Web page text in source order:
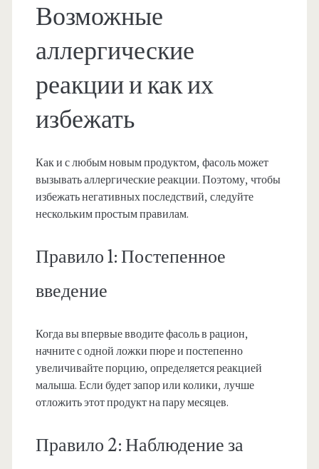
Возможные
аллергические
реакции и как их
избежать
Как и с любым новым продуктом, фасоль может
вызывать аллергические реакции. Поэтому, чтобы
избежать негативных последствий, следуйте
нескольким простым правилам.
Правило 1: Постепенное
введение
Когда вы впервые вводите фасоль в рацион,
начните с одной ложки пюре и постепенно
увеличивайте порцию, определяется реакцией
малыша. Если будет запор или колики, лучше
отложить этот продукт на пару месяцев.
Правило 2: Наблюдение за